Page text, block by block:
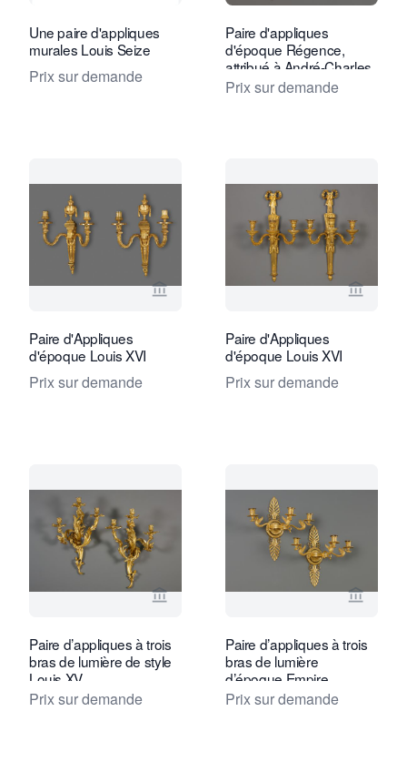
Une paire d'appliques
murales Louis Seize
Prix sur demande
Paire d'appliques
d'époque Régence,
attribué à André-Charles
Boulle
Prix sur demande
Voir la page vendeur de Kollenburg
Paire d'Appliques
d'époque Louis XVI
Prix sur demande
Voir la
Paire d'Appliques
d'époque Louis XVI
Prix sur demande
Voir la page vendeur de Kollenburg
Paire d’appliques à trois
bras de lumière de style
Louis XV
Prix sur demande
Voir la
Paire d’appliques à trois
bras de lumière
d’époque Empire
Prix sur demande